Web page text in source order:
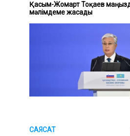
Қасым-Жомарт Тоқаев
мәлімдеме жасады
САЯСАТ